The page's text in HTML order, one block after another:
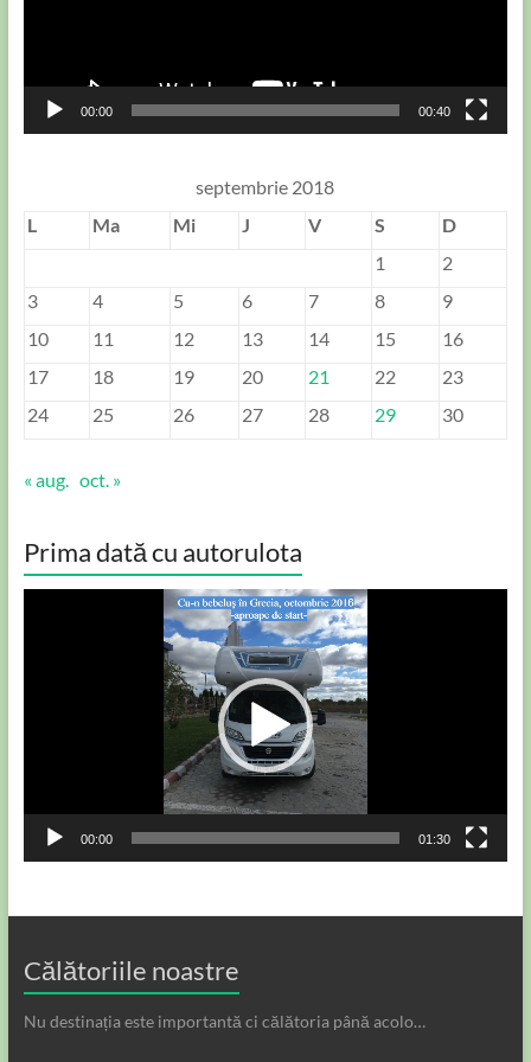
00:00 00:40
septembrie 2018
L
Ma Mi J V S
D
1
2
3
4 5 6 7 8
9
10
11 12 13 14 15
16
17
18 19 20 21 22
23
24
25 26 27 28 29 30
« aug. oct. »
Prima dată cu autorulota
00:00 01:30
Călătoriile noastre
Nu destinația este importantă ci călătoria până acolo…